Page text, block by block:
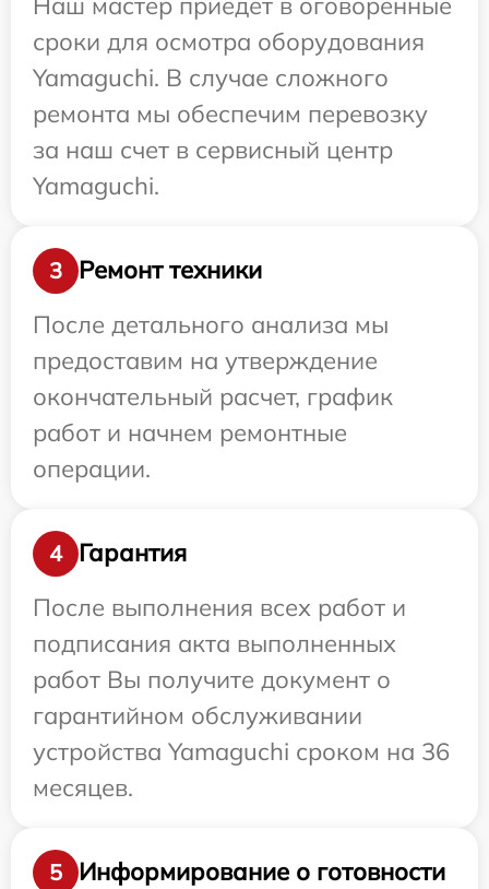
сроки для осмотра оборудования
Yamaguchi. В случае сложного
ремонта мы обеспечим перевозку
за наш счет в сервисный центр
Yamaguchi.
3
Ремонт техники
После детального анализа мы
предоставим на утверждение
окончательный расчет, график
работ и начнем ремонтные
операции.
4
Гарантия
После выполнения всех работ и
подписания акта выполненных
работ Вы получите документ о
гарантийном обслуживании
устройства Yamaguchi сроком на 36
месяцев.
5
Информирование о готовности